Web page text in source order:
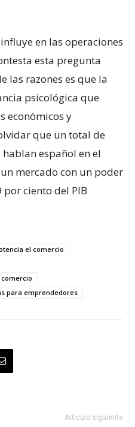
en las operaciones
esta pregunta
las razones es que la
psicológica que
económicos y
que un total de
español en el
mercado con un poder
ciento del PIB
el comercio
para emprendedores
Artículo siguiente